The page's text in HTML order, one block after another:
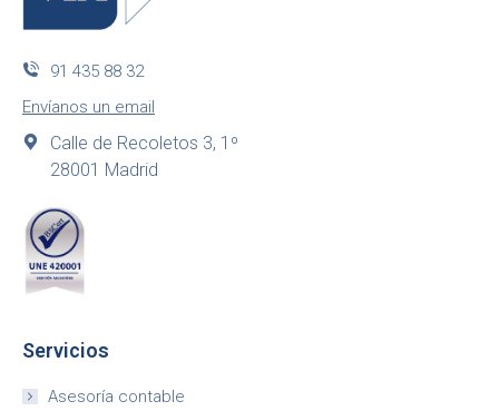
91 435 88 32
Envíanos un email
Calle de Recoletos 3, 1º
28001 Madrid
Servicios
Asesoría contable